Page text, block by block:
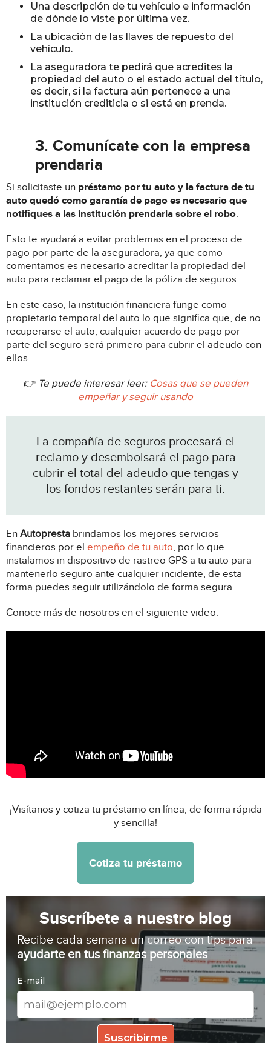
Una descripción de tu vehículo e información
de dónde lo viste por última vez.
La ubicación de las llaves de repuesto del
vehículo.
La aseguradora te pedirá que acredites la
propiedad del auto o el estado actual del título,
es decir, si la factura aún pertenece a una
institución crediticia o si está en prenda.
3. Comunícate con la empresa
prendaria
Si solicitaste un préstamo por tu auto y la factura de tu
auto quedó como garantía de pago es necesario que
notifiques a las institución prendaria sobre el robo.
Esto te ayudará a evitar problemas en el proceso de
pago por parte de la aseguradora, ya que como
comentamos es necesario acreditar la propiedad del
auto para reclamar el pago de la póliza de seguros.
En este caso, la institución financiera funge como
propietario temporal del auto lo que significa que, de no
recuperarse el auto, cualquier acuerdo de pago por
parte del seguro será primero para cubrir el adeudo con
ellos.
👉 Te puede interesar leer: Cosas que se pueden
empeñar y seguir usando
La compañía de seguros procesará el
reclamo y desembolsará el pago para
cubrir el total del adeudo que tengas y
los fondos restantes serán para ti.
En Autopresta brindamos los mejores servicios
financieros por el empeño de tu auto, por lo que
instalamos in dispositivo de rastreo GPS a tu auto para
mantenerlo seguro ante cualquier incidente, de esta
forma puedes seguir utilizándolo de forma segura.
Conoce más de nosotros en el siguiente video:
¡Visítanos y cotiza tu préstamo en línea, de forma rápida
y sencilla!
Cotiza tu préstamo
Suscríbete a nuestro blog
Recibe cada semana un correo con tips para
ayudarte en tus finanzas personales
E-mail